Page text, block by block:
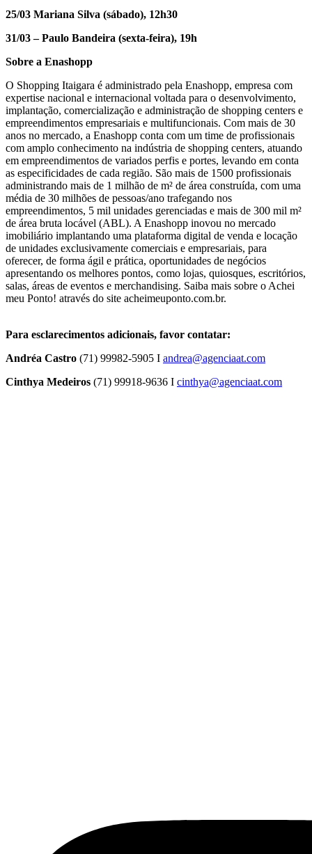
25/03 Mariana Silva (sábado), 12h30
31/03 – Paulo Bandeira (sexta-feira), 19h
Sobre a Enashopp
O Shopping Itaigara é administrado pela Enashopp, empresa com
expertise nacional e internacional voltada para o desenvolvimento,
implantação, comercialização e administração de shopping centers e
empreendimentos empresariais e multifuncionais. Com mais de 30
anos no mercado, a Enashopp conta com um time de profissionais
com amplo conhecimento na indústria de shopping centers, atuando
em empreendimentos de variados perfis e portes, levando em conta
as especificidades de cada região. São mais de 1500 profissionais
administrando mais de 1 milhão de m² de área construída, com uma
média de 30 milhões de pessoas/ano trafegando nos
empreendimentos, 5 mil unidades gerenciadas e mais de 300 mil m²
de área bruta locável (ABL). A Enashopp inovou no mercado
imobiliário implantando uma plataforma digital de venda e locação
de unidades exclusivamente comerciais e empresariais, para
oferecer, de forma ágil e prática, oportunidades de negócios
apresentando os melhores pontos, como lojas, quiosques, escritórios,
salas, áreas de eventos e merchandising. Saiba mais sobre o Achei
meu Ponto! através do site acheimeuponto.com.br.
Para esclarecimentos adicionais, favor contatar:
Andréa Castro (71) 99982-5905 I andrea@agenciaat.com
Cinthya Medeiros (71) 99918-9636 I cinthya@agenciaat.com